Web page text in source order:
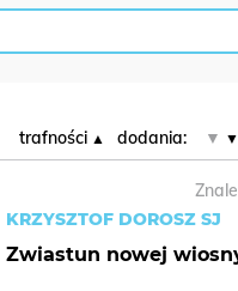
trafności dodania: ▼
KRZYSZTOF DOROSZ SJ
Zwiastun nowej